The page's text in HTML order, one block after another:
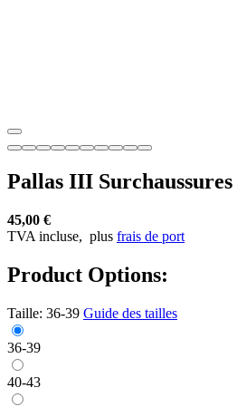
Pallas III Surchaussures
45,00 €
TVA incluse, plus frais de port
Product Options:
Taille: 36-39 Guide des tailles
36-39
40-43